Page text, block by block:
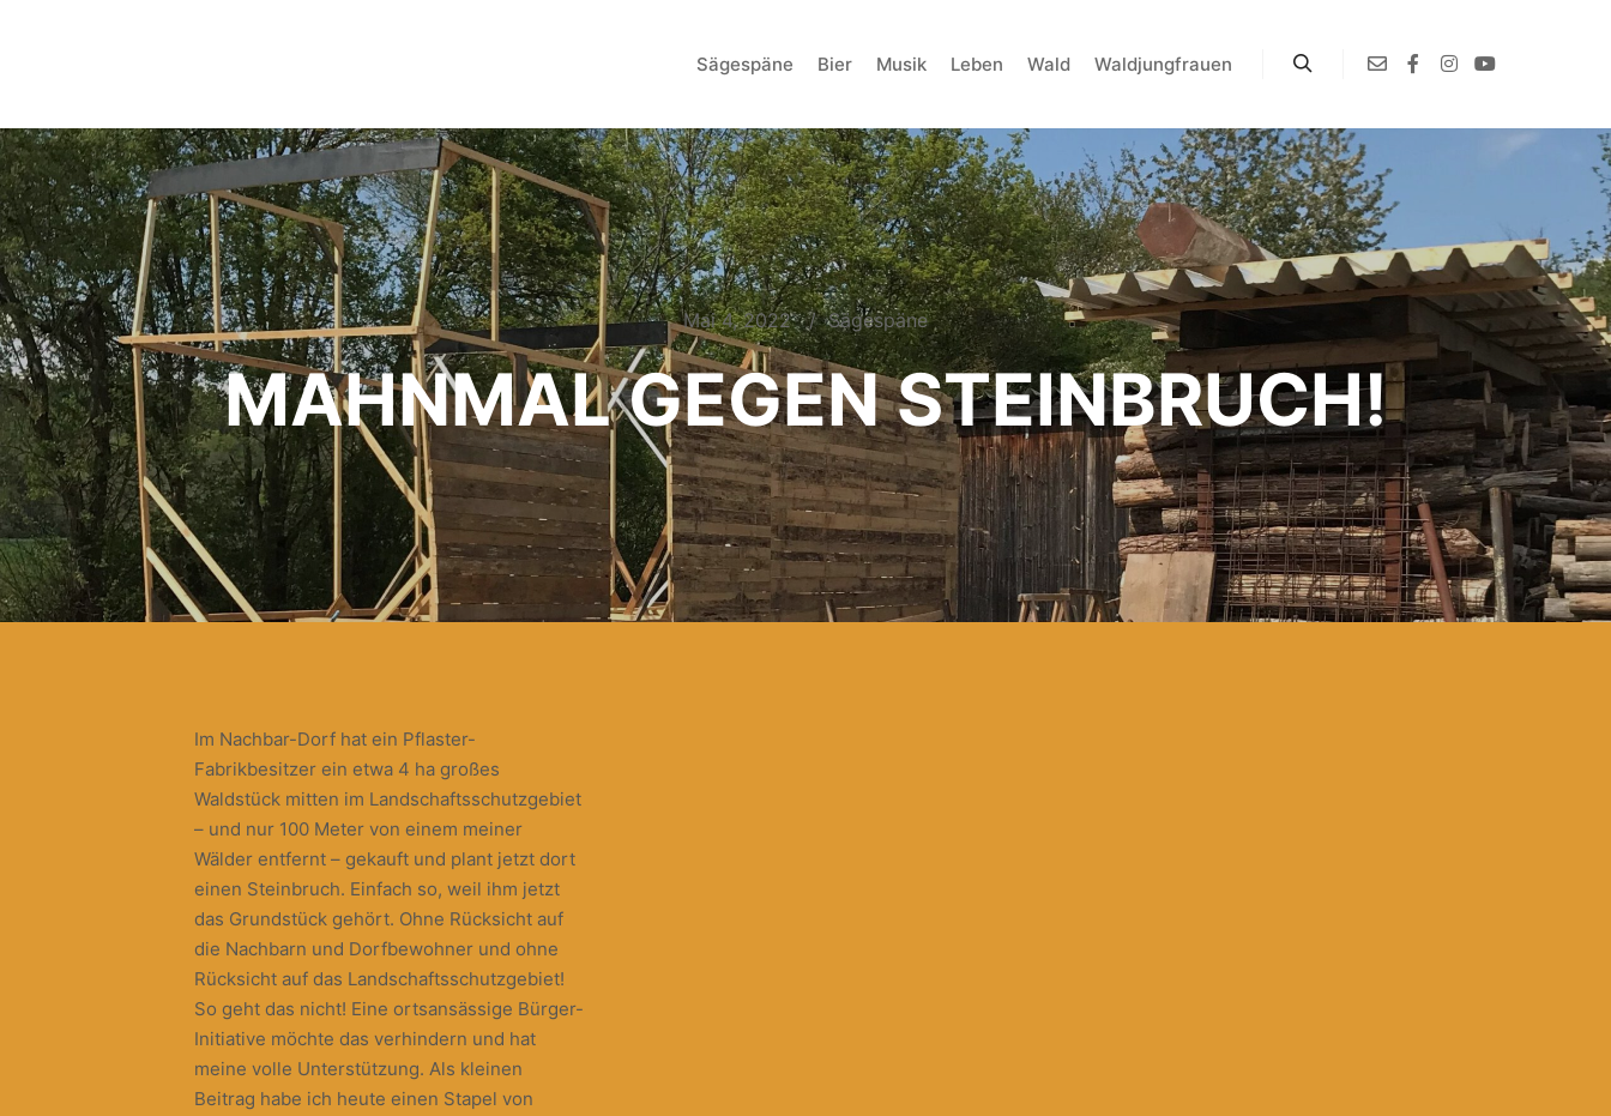
Sägespäne Bier Musik Leben Wald Waldjungfrauen
Mai 4, 2022 Sägespäne
MAHNMAL GEGEN STEINBRUCH!
Im Nachbar-Dorf hat ein Pflaster-
Fabrikbesitzer ein etwa 4 ha großes
Waldstück mitten im Landschaftsschutzgebiet
– und nur 100 Meter von einem meiner
Wälder entfernt – gekauft und plant jetzt dort
einen Steinbruch. Einfach so, weil ihm jetzt
das Grundstück gehört. Ohne Rücksicht auf
die Nachbarn und Dorfbewohner und ohne
Rücksicht auf das Landschaftsschutzgebiet!
So geht das nicht! Eine ortsansässige Bürger-
Initiative möchte das verhindern und hat
meine volle Unterstützung. Als kleinen
Beitrag habe ich heute einen Stapel von